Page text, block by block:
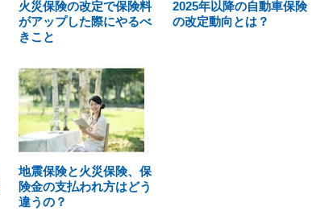
火災保険の改定で保険料
がアップした際にやるべ
きこと
2025年以降の自動車保険
の改定動向とは？
地震保険と火災保険、保
険金の支払われ方はどう
違うの？